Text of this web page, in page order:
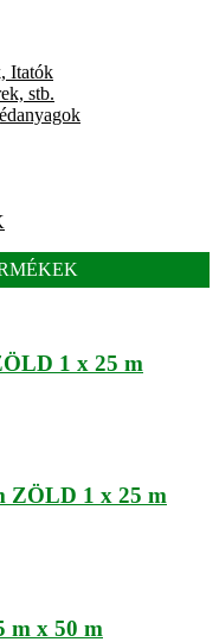
Itatók
stb.
1 x 25 m
ZÖLD 1 x 25 m
m x 50 m